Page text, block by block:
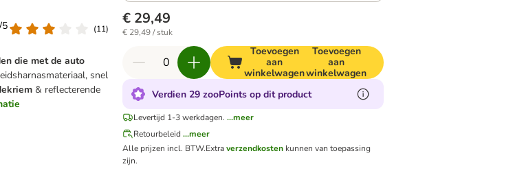
5
(11)
die met de auto
snel
& reflecterende
€ 29,49
€ 29,49 / stuk
Toevoegen
aan
winkelwagen
Toevoegen
aan
winkelwagen
Verdien 29 zooPoints op dit product
Levertijd 1-3 werkdagen. ...meer
Retourbeleid ...meer
Alle prijzen incl. BTW.Extraverzendkosten kunnen van toepassing
zijn.